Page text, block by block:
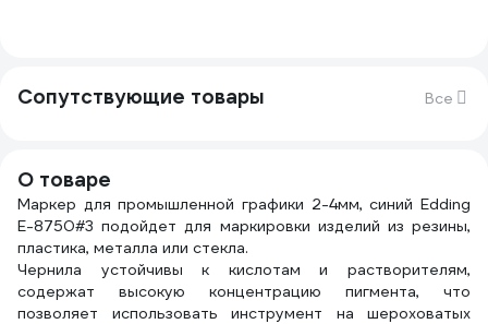
Сопутствующие товары Все
О товаре
Маркер для промышленной графики 2-4мм, синий Edding
E-8750#3 подойдет для маркировки изделий из резины,
пластика, металла или стекла.
Чернила устойчивы к кислотам и растворителям,
содержат высокую концентрацию пигмента, что
позволяет использовать инструмент на шероховатых